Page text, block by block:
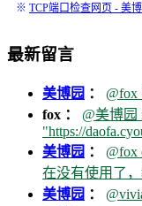
※ TCP端口检查网页 - 美
最新留言
美博园 ：
fox ： @美博园
"https://
美博园 ：
在没有使用了
美博园 ：